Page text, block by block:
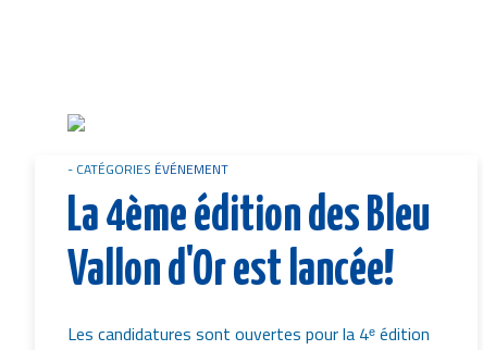
Image
CATÉGORIES ÉVÉNEMENT
La 4ème édition des Bleu
Vallon d'Or est lancée!
Les candidatures sont ouvertes pour la 4ᵉ édition